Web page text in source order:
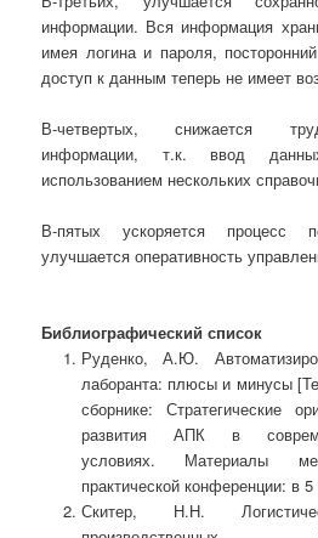
информации. Вся информация
имея логина и пароля,
доступ к данным теперь не имеет
В-четвертых, снижается
информации, т.к. ввод
использованием нескольких
В-пятых ускоряется процесс
улучшается оперативность
Библиографический список
Руденко, А.Ю.
лаборанта: плюсы и минусы
сборнике: Стратегические
развития АПК в
условиях. Материалы
практической конференции: в
Скитер, Н.Н.